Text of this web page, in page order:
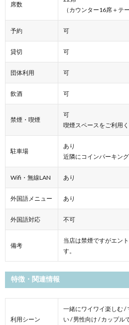
席数
（カウンター16席＋テ
予約 可
貸切 可
団体利用 可
飲酒 可
禁煙・喫煙
可
喫煙スペースをご利用
駐車場
あり
近隣にコインパーキン
Wifi・無線LAN あり
外国語メニュー あり
外国語対応 不可
備考
当店は禁煙ですがエン
す。
特徴・関連情報
利用シーン
一緒にワイワイ楽しむ /
い / 男性向け / カップル